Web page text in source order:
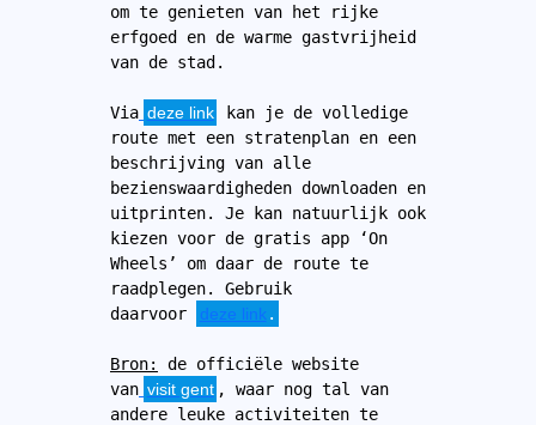
om te genieten van het rijke
erfgoed en de warme gastvrijheid
van de stad.
Via deze link
kan je de volledige
route met een stratenplan en een
beschrijving van alle
bezienswaardigheden downloaden en
uitprinten. Je kan natuurlijk ook
kiezen voor de gratis app ‘On
Wheels’ om daar de route te
raadplegen. Gebruik
daarvoor
deze link .
Bron:
de officiële website
van visit gent , waar nog tal van
andere leuke activiteiten te